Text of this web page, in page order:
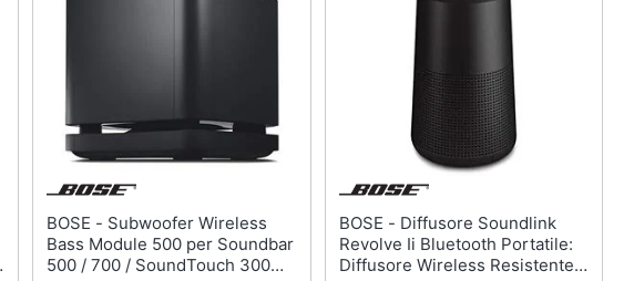
BOSE - Subwoofer Wireless
Bass Module 500 per Soundbar
500 / 700 / SoundTouch 300
BOSE - Diffusore Soundlink
Revolve Ii Bluetooth Portatile:
Diffusore Wireless Resistente